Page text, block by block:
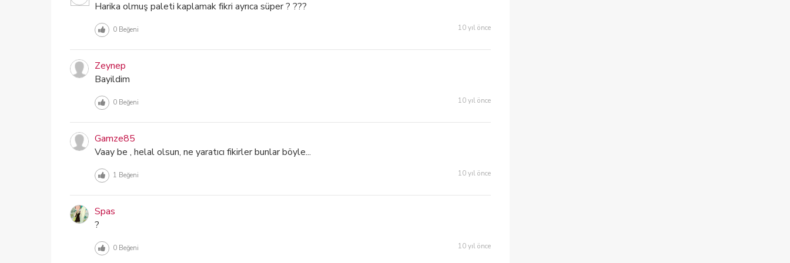
Harika olmuş paleti kaplamak fikri ayrıca süper ? ???
0Beğeni 10 yıl önce
Zeynep
Bayildim
0Beğeni 10 yıl önce
Gamze85
Vaay be , helal olsun, ne yaratıcı fikirler bunlar böyle...
1 Beğeni 10 yıl önce
Spas
?
0Beğeni 10 yıl önce